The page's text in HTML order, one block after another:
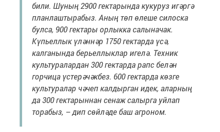
били. Шуның 2900 гектарында кукуруз игәргә
планлаштырабыз. Аның төп өлеше силоска
булса, 900 гектары орлыкка салыначак.
Күпьеллык үләннәр 1750 гектарда үсә,
калганында берьеллыклар игелә. Техник
культуралардан 300 гектарда рапс белән
горчица үстерәчәкбез. 600 гектарда көзге
культуралар чәчеп калдырган идек, аларның
да 300 гектарыннан сенаж салырга уйлап
торабыз, – дип сөйләде баш агроном.